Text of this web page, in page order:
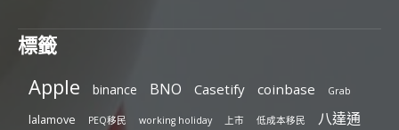
標籤
Apple binance BNO Casetify coinbase Grab
lalamove PEQ移民 working holiday 上市 低成本移民 八達通